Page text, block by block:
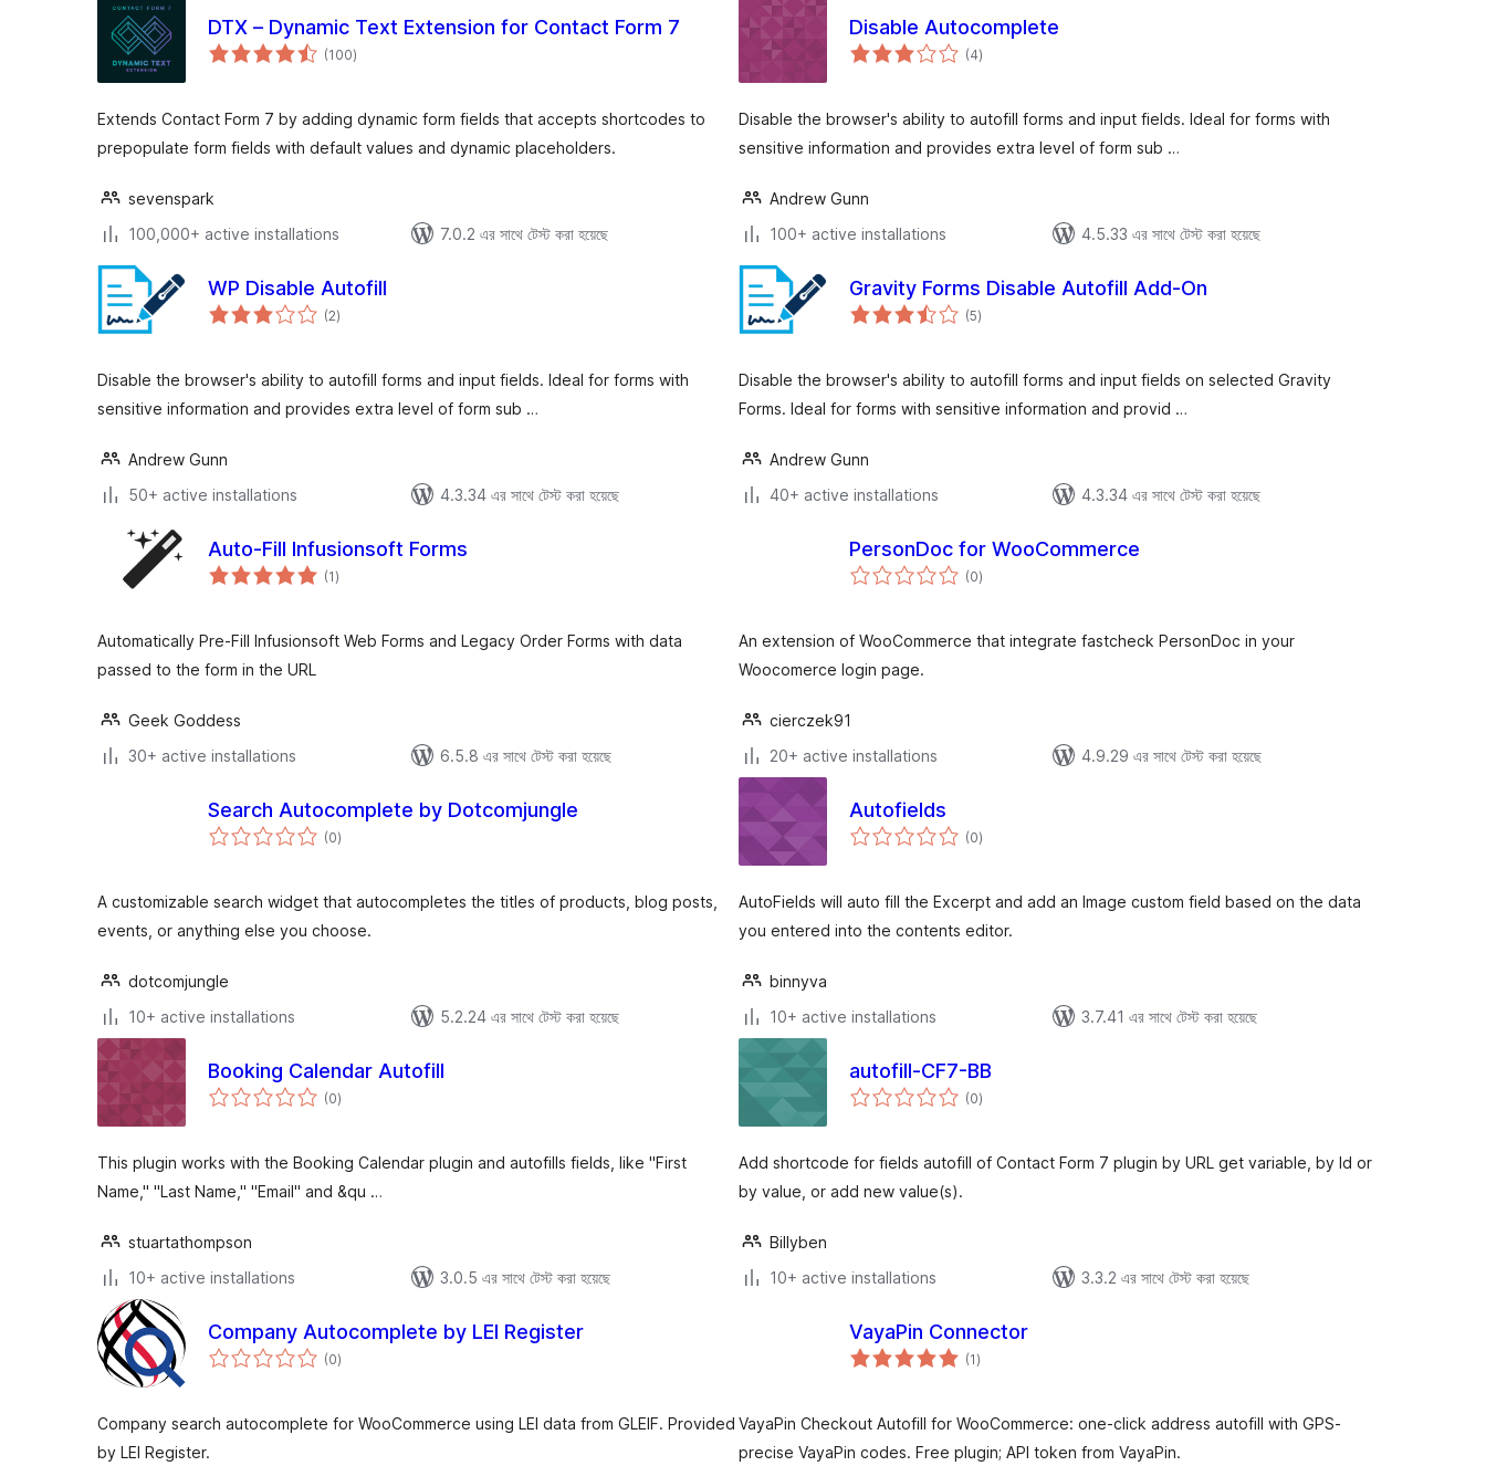
DTX – Dynamic Text Extension for Contact Form 7
(100total
ratings
)
Extends Contact Form 7 by adding dynamic form fields that accepts shortcodes to
prepopulate form fields with default values and dynamic placeholders.
sevenspark
100,000+ active installations
7.0.2 এর সাথে টেস্ট করা হয়েছে
Disable Autocomplete
(4total
ratings
)
Disable the browser's ability to autofill forms and input fields. Ideal for forms with
sensitive information and provides extra level of form sub …
Andrew Gunn
100+ active installations
4.5.33 এর সাথে টেস্ট করা হয়েছে
WP Disable Autofill
(2total
ratings
)
Disable the browser's ability to autofill forms and input fields. Ideal for forms with
sensitive information and provides extra level of form sub …
Andrew Gunn
50+ active installations
4.3.34 এর সাথে টেস্ট করা হয়েছে
Gravity Forms Disable Autofill Add-On
(5total
ratings
)
Disable the browser's ability to autofill forms and input fields on selected Gravity
Forms. Ideal for forms with sensitive information and provid …
Andrew Gunn
40+ active installations
4.3.34 এর সাথে টেস্ট করা হয়েছে
Auto-Fill Infusionsoft Forms
(1total
ratings
)
Automatically Pre-Fill Infusionsoft Web Forms and Legacy Order Forms with data
passed to the form in the URL
Geek Goddess
30+ active installations
6.5.8 এর সাথে টেস্ট করা হয়েছে
PersonDoc for WooCommerce
(0total
ratings
)
An extension of WooCommerce that integrate fastcheck PersonDoc in your
Woocomerce login page.
cierczek91
20+ active installations
4.9.29 এর সাথে টেস্ট করা হয়েছে
Search Autocomplete by Dotcomjungle
(0total
ratings
)
A customizable search widget that autocompletes the titles of products, blog posts,
events, or anything else you choose.
dotcomjungle
10+ active installations
5.2.24 এর সাথে টেস্ট করা হয়েছে
Autofields
(0total
ratings
)
AutoFields will auto fill the Excerpt and add an Image custom field based on the data
you entered into the contents editor.
binnyva
10+ active installations
3.7.41 এর সাথে টেস্ট করা হয়েছে
Booking Calendar Autofill
(0total
ratings
)
This plugin works with the Booking Calendar plugin and autofills fields, like "First
Name," "Last Name," "Email" and &qu …
stuartathompson
10+ active installations
3.0.5 এর সাথে টেস্ট করা হয়েছে
autofill-CF7-BB
(0total
ratings
)
Add shortcode for fields autofill of Contact Form 7 plugin by URL get variable, by Id or
by value, or add new value(s).
Billyben
10+ active installations
3.3.2 এর সাথে টেস্ট করা হয়েছে
Company Autocomplete by LEI Register
(0total
ratings
)
Company search autocomplete for WooCommerce using LEI data from GLEIF. Provided
by LEI Register.
VayaPin Connector
(1total
ratings
)
VayaPin Checkout Autofill for WooCommerce: one-click address autofill with GPS-
precise VayaPin codes. Free plugin; API token from VayaPin.